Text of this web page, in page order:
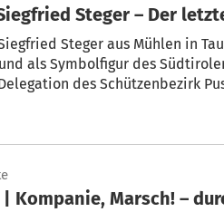
Steger – Der
Steger aus Mühlen in
als Symbolfigur des
Pustertal Steger in seinem Exil in Telfs.
Kompanie, Marsch! –